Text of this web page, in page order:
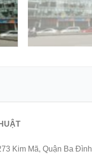
Kim Mã, Quận Ba Đình